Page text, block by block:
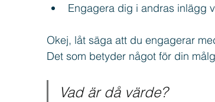
Engagera dig i andras inlägg
Okej, låt säga att du engagerar
Det som betyder något för din
Vad är då värde?